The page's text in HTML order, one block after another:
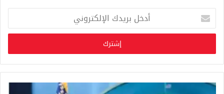
خ
ب
ر
ي
د